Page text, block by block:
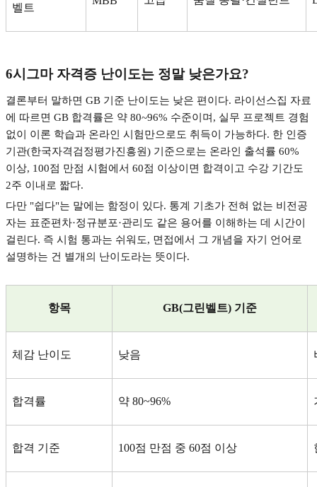
벨트
6시그마 자격증 난이도는 정말 낮은가요?
결론부터 말하면 GB 기준 난이도는 낮은 편이다. 라이선스집 자료
에 따르면 GB 합격률은 약 80~96% 수준이며 , 실무 프로젝트 경험
없이 이론 학습과 온라인 시험만으로도 취득이 가능하다. 한 인증
기관(한국자격검정평가진흥원) 기준으로는 온라인 출석률 60%
이상, 100점 만점 시험에서 60점 이상이면 합격이고 수강 기간도
2주 이내로 짧다.
다만 "쉽다"는 말에는 함정이 있다. 통계 기초가 전혀 없는 비전공
자는 표준편차·정규분포·관리도 같은 용어를 이해하는 데 시간이
걸린다. 즉 시험 통과는 쉬워도, 면접에서 그 개념을 자기 언어로
설명하는 건 별개의 난이도라는 뜻이다.
항목 GB(그린벨트) 기준
체감 난이도 낮음
합격률 약 80~96%
합격 기준 100점 만점 중 60점 이상